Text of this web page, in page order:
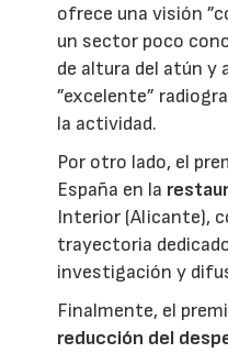
ofrece una visión
un sector poco
de altura del atún y
”excelente”
la actividad.
Por otro lado, el
España en la
Interior (Alicante),
trayectoria
investigación y
Finalmente, el
reducción del